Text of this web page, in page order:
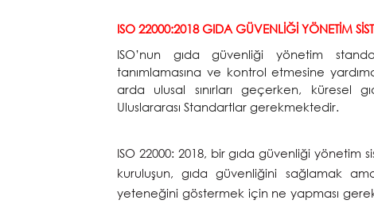
ISO 22000:2018 GIDA GÜVENLİĞİ YÖNETİM
ISO’nun gıda güvenliği yönetim
tanımlamasına ve kontrol etmesine
arda ulusal sınırları geçerken, küresel
Uluslararası Standartlar gerekmektedir.
ISO 22000: 2018, bir gıda güvenliği yönetim
kuruluşun, gıda güvenliğini sağlamak
yeteneğini göstermek için ne yapması